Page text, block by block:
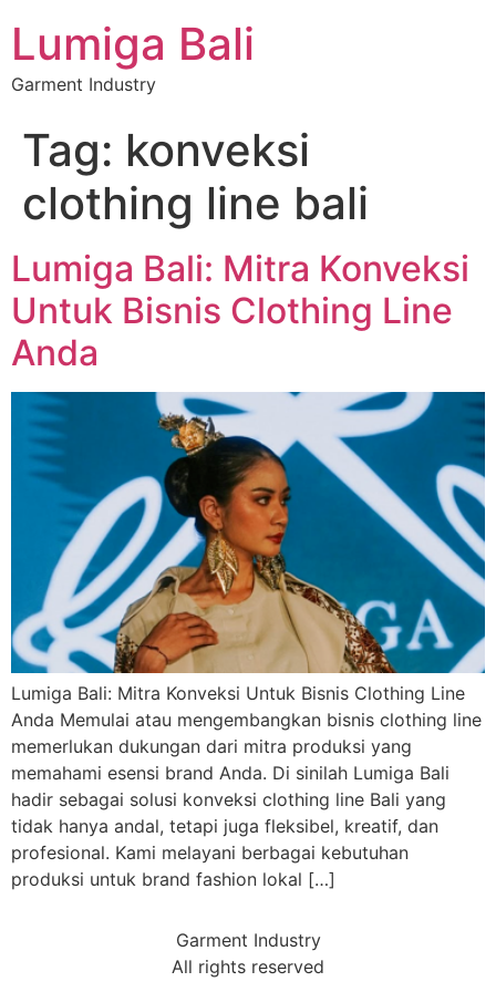
Lumiga Bali
Garment Industry
Tag: konveksi
clothing line bali
Lumiga Bali: Mitra Konveksi
Untuk Bisnis Clothing Line
Anda
Lumiga Bali: Mitra Konveksi Untuk Bisnis Clothing Line
Anda Memulai atau mengembangkan bisnis clothing line
memerlukan dukungan dari mitra produksi yang
memahami esensi brand Anda. Di sinilah Lumiga Bali
hadir sebagai solusi konveksi clothing line Bali yang
tidak hanya andal, tetapi juga fleksibel, kreatif, dan
profesional. Kami melayani berbagai kebutuhan
produksi untuk brand fashion lokal […]
Garment Industry
All rights reserved